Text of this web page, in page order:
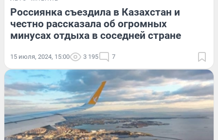
Россиянка съездила в Казахстан и
честно рассказала об огромных
минусах отдыха в соседней стране
15 июля, 2024, 15:00 3 195 7